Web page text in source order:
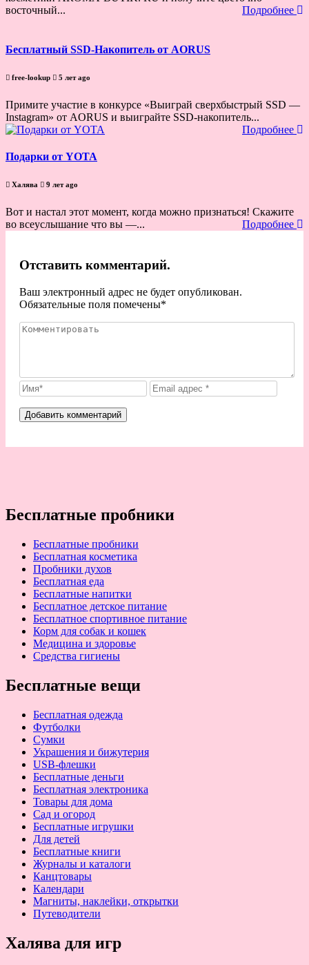
восточный...
Подробнее
Бесплатный SSD-Накопитель от AORUS
free-lookup 5 лет ago
Примите участие в конкурсе «Выиграй сверхбыстрый SSD —
Instagram» от AORUS и выиграйте SSD-накопитель...
Подробнее
Подарки от YOTA
Халява 9 лет ago
Вот и настал этот момент, когда можно признаться! Скажите
во всеуслышание что вы —...
Подробнее
Отставить комментарий.
Ваш электронный адрес не будет опубликован.
Обязательные поля помечены*
Бесплатные пробники
Бесплатные пробники
Бесплатная косметика
Пробники духов
Бесплатная еда
Бесплатные напитки
Бесплатное детское питание
Бесплатное спортивное питание
Корм для собак и кошек
Медицина и здоровье
Средства гигиены
Бесплатные вещи
Бесплатная одежда
Футболки
Сумки
Украшения и бижутерия
USB-флешки
Бесплатные деньги
Бесплатная электроника
Товары для дома
Сад и огород
Бесплатные игрушки
Для детей
Бесплатные книги
Журналы и каталоги
Канцтовары
Календари
Магниты, наклейки, открытки
Путеводители
Халява для игр